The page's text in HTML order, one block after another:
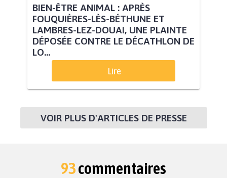
BIEN-ÊTRE ANIMAL : APRÈS
FOUQUIÈRES-LÈS-BÉTHUNE ET
LAMBRES-LEZ-DOUAI, UNE PLAINTE
DÉPOSÉE CONTRE LE DÉCATHLON DE
LO...
Lire
VOIR PLUS D'ARTICLES DE PRESSE
93commentaires